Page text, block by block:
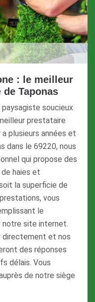
: le meilleur
Taponas
paysagiste soucieux
prestataire
plusieurs années et
dans le 69220, nous
qui propose des
haies et
la superficie de
vous
le
site internet.
directement et nos
des réponses
délais. Vous
de notre siège